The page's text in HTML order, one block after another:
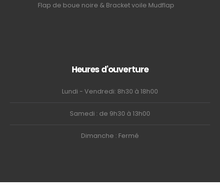
Flap de boue noire & Bracket voile Mudflap
Heures d'ouverture
Lundi - Vendredi: 8h30 à 18h00
Samedi : de 9h30 à 13h00
Dimanche : Fermé